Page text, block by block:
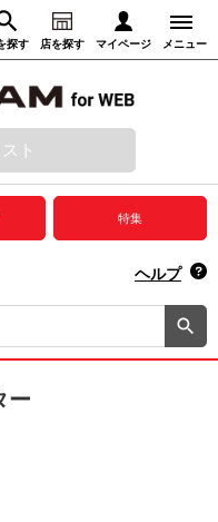
探す 店を探す マイページ メニュー
録音からさがす
ト
特集
ヘルプ
ー